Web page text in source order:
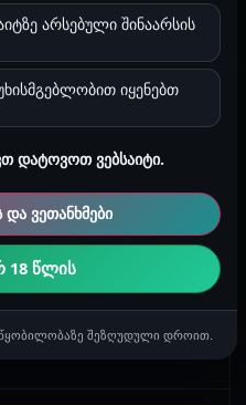
Premium პაკეტის
არსებული შინაარსის
იყენებთ
დატოვოთ ვებსაიტი.
ვეთანხმები
18 წლის
შეზღუდული დროით.